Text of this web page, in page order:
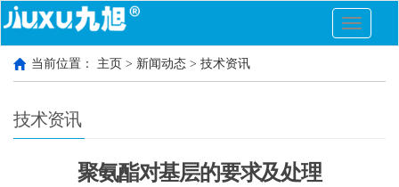
切
换
航
当前位置： 主页 > 新闻动态 > 技术资讯
技术资讯
聚氨酯对基层的要求及处理